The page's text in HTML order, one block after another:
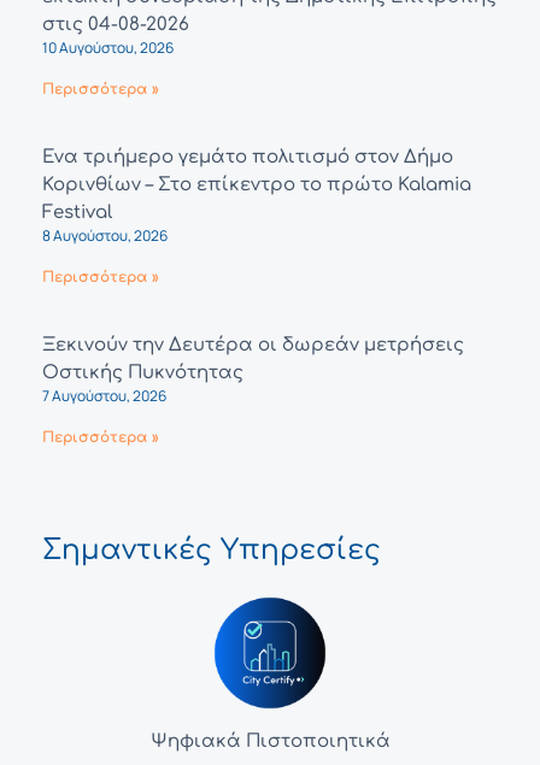
στις 04-08-2026
10 Αυγούστου, 2026
Περισσότερα »
Ένα τριήμερο γεμάτο πολιτισμό στον Δήμο
Κορινθίων – Στο επίκεντρο το πρώτο Kalamia
Festival
8 Αυγούστου, 2026
Περισσότερα »
Ξεκινούν την Δευτέρα οι δωρεάν μετρήσεις
Οστικής Πυκνότητας
7 Αυγούστου, 2026
Περισσότερα »
Σημαντικές Υπηρεσίες
Ψηφιακά Πιστοποιητικά